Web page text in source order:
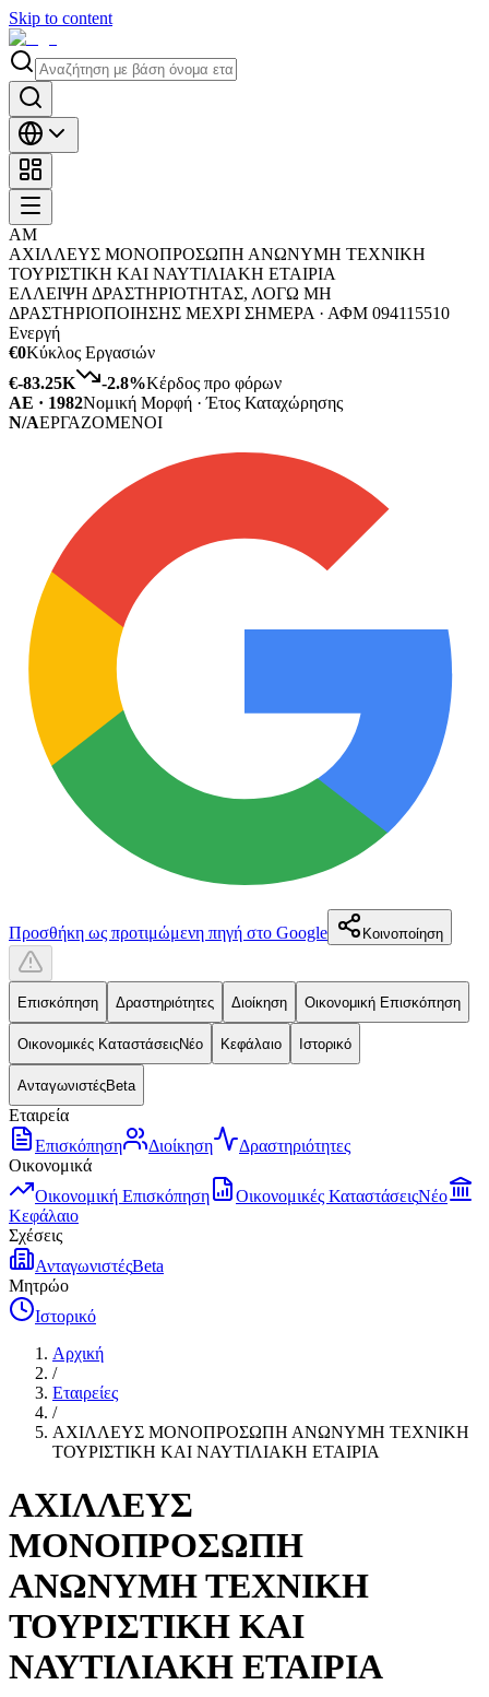
Skip to content
ΑΜ
ΑΧΙΛΛΕΥΣ ΜΟΝΟΠΡΟΣΩΠΗ ΑΝΩΝΥΜΗ ΤΕΧΝΙΚΗ
ΤΟΥΡΙΣΤΙΚΗ ΚΑΙ ΝΑΥΤΙΛΙΑΚΗ ΕΤΑΙΡΙΑ
ΕΛΛΕΙΨΗ ΔΡΑΣΤΗΡΙΟΤΗΤΑΣ, ΛΟΓΩ ΜΗ
ΔΡΑΣΤΗΡΙΟΠΟΙΗΣΗΣ ΜΕΧΡΙ ΣΗΜΕΡΑ · ΑΦΜ 094115510
Ενεργή
€0Κύκλος Εργασιών
€-83.25K
-2.8%Κέρδος προ φόρων
ΑΕ · 1982Νομική Μορφή · Έτος Καταχώρησης
N/AΕΡΓΑΖΟΜΕΝΟΙ
Προσθήκη ως προτιμώμενη πηγή στο Google Κοινοποίηση
Επισκόπηση Δραστηριότητες Διοίκηση Οικονομική Επισκόπηση
Οικονομικές ΚαταστάσειςΝέο Κεφάλαιο Ιστορικό
ΑνταγωνιστέςBeta
Εταιρεία
Επισκόπηση
Διοίκηση
Δραστηριότητες
Οικονομικά
Οικονομική Επισκόπηση
Οικονομικές ΚαταστάσειςΝέο
Κεφάλαιο
Σχέσεις
ΑνταγωνιστέςBeta
Μητρώο
Ιστορικό
Αρχική
/
Εταιρείες
/
ΑΧΙΛΛΕΥΣ ΜΟΝΟΠΡΟΣΩΠΗ ΑΝΩΝΥΜΗ ΤΕΧΝΙΚΗ
ΤΟΥΡΙΣΤΙΚΗ ΚΑΙ ΝΑΥΤΙΛΙΑΚΗ ΕΤΑΙΡΙΑ
ΑΧΙΛΛΕΥΣ
ΜΟΝΟΠΡΟΣΩΠΗ
ΑΝΩΝΥΜΗ ΤΕΧΝΙΚΗ
ΤΟΥΡΙΣΤΙΚΗ ΚΑΙ
ΝΑΥΤΙΛΙΑΚΗ ΕΤΑΙΡΙΑ